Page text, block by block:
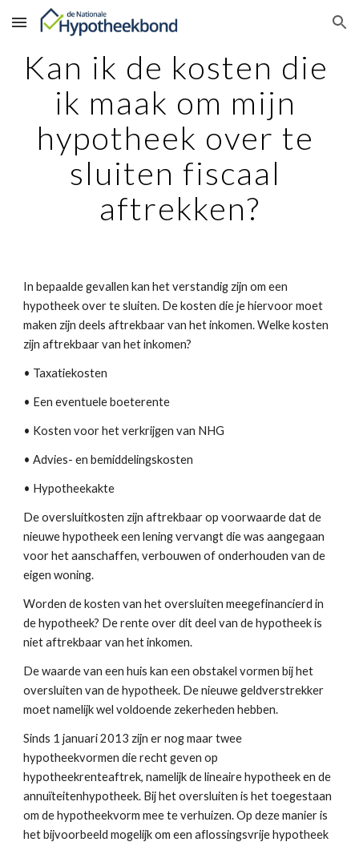
Skip to main content Skip to navigation
Kan ik de kosten die
ik maak om mijn
hypotheek over te
sluiten fiscaal
aftrekken?
In bepaalde gevallen kan het verstandig zijn om een
hypotheek over te sluiten. De kosten die je hiervoor moet
maken zijn deels aftrekbaar van het inkomen. Welke kosten
zijn aftrekbaar van het inkomen?
• Taxatiekosten
• Een eventuele boeterente
• Kosten voor het verkrijgen van NHG
• Advies- en bemiddelingskosten
• Hypotheekakte
De oversluitkosten zijn aftrekbaar op voorwaarde dat de
nieuwe hypotheek een lening vervangt die was aangegaan
voor het aanschaffen, verbouwen of onderhouden van de
eigen woning.
Worden de kosten van het oversluiten meegefinancierd in
de hypotheek? De rente over dit deel van de hypotheek is
niet aftrekbaar van het inkomen.
De waarde van een huis kan een obstakel vormen bij het
oversluiten van de hypotheek. De nieuwe geldverstrekker
moet namelijk wel voldoende zekerheden hebben.
Sinds 1 januari 2013 zijn er nog maar twee
hypotheekvormen die recht geven op
hypotheekrenteaftrek, namelijk de lineaire hypotheek en de
annuïteitenhypotheek. Bij het oversluiten is het toegestaan
om de hypotheekvorm mee te verhuizen. Op deze manier is
het bijvoorbeeld mogelijk om een aflossingsvrije hypotheek